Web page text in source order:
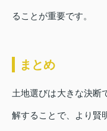
ることが重要です。
まとめ
土地選びは大きな決断
解することで、より賢